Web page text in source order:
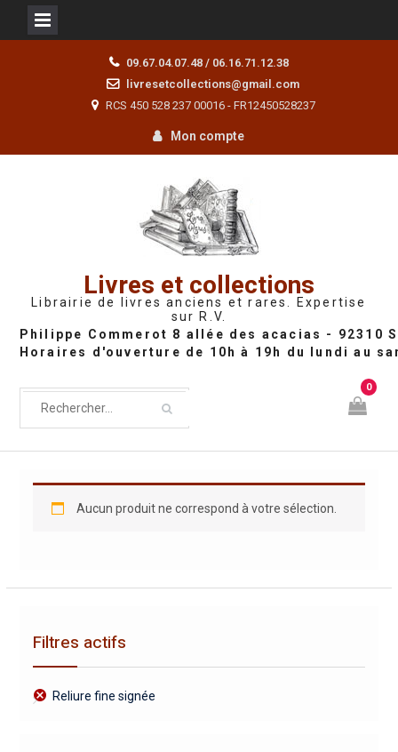
09.67.04.07.48 / 06.16.71.12.38
livresetcollections@gmail.com
RCS 450 528 237 00016 - FR12450528237
Mon compte
Livres et collections
Librairie de livres anciens et rares. Expertise
sur R.V.
0
Aucun produit ne correspond à votre sélection.
Filtres actifs
Reliure fine signée